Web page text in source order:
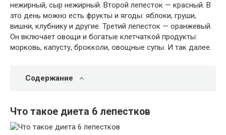
нежирный, сыр нежирный. Второй лепесток — красный. В
это день можно есть фрукты и ягоды: яблоки, груши,
вишни, клубнику и другие. Третий лепесток — оранжевый.
Он включает овощи и богатые клетчаткой продукты:
морковь, капусту, брокколи, овощные супы. И так далее.
Содержание
Что такое диета 6 лепестков